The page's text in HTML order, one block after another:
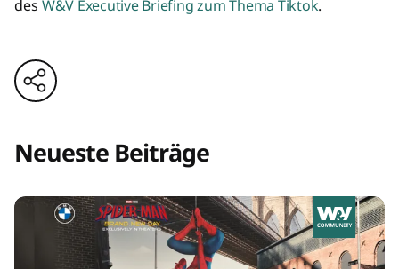
des W&V Executive Briefing zum Thema Tiktok.
Neueste Beiträge